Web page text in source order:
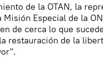
de la OTAN, la
Especial de la
de cerca lo que
restauración de la